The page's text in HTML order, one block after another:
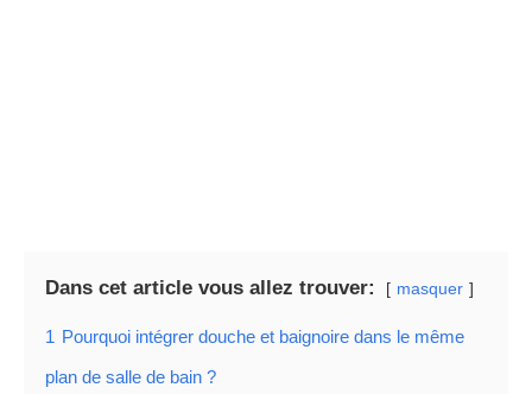
Dans cet article vous allez trouver: masquer
1 Pourquoi intégrer douche et baignoire dans le même
plan de salle de bain ?